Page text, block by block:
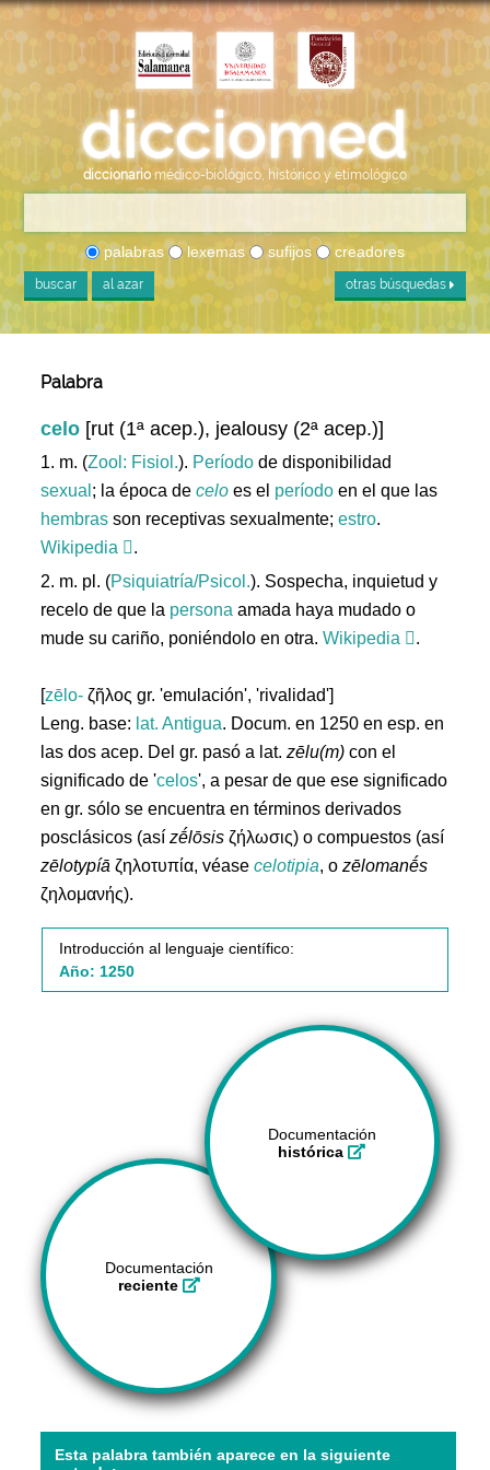
diccionario médico-biológico, histórico y etimológico
palabras lexemas sufijos creadores
buscar al azar otras búsquedas
Palabra
celo [rut (1ª acep.), jealousy (2ª acep.)]
1. m. (Zool: Fisiol.). Período de disponibilidad
sexual ; la época decelo es el período en el que las
hembras son receptivas sexualmente;estro.
Wikipedia
.
2. m. pl. (Psiquiatría/Psicol.). Sospecha, inquietud y
recelo de que la persona amada haya mudado o
mude su cariño, poniéndolo en otra.Wikipedia .
[zēlo- ζῆλος gr. 'emulación', 'rivalidad']
Leng. base: lat. Antigua. Docum. en 1250 en esp. en
las dos acep. Del gr. pasó a lat.zēlu(m) con el
significado de 'celos', a pesar de que ese significado
en gr. sólo se encuentra en términos derivados
posclásicos (asízḗlōsis ζήλωσις) o compuestos (así
zēlotypíā ζηλοτυπία, véasecelotipia, ozēlomanḗs
ζηλομανής).
Introducción al lenguaje científico:
Año: 1250
Documentación
histórica
Documentación
reciente
Esta palabra también aparece en la siguiente